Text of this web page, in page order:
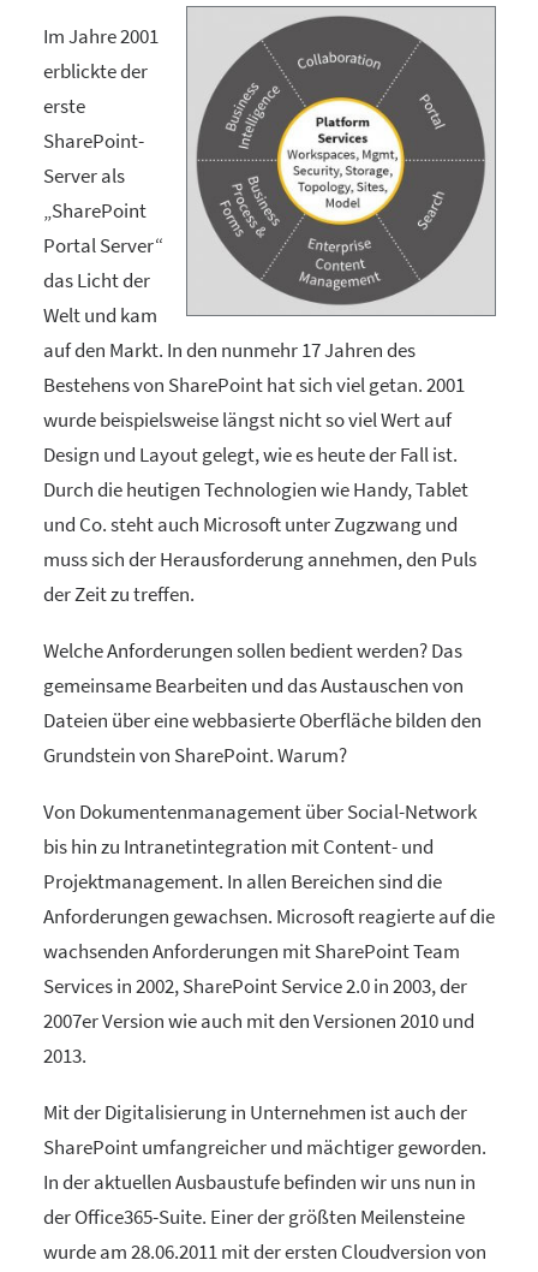
Im Jahre 2001
erblickte der
erste
SharePoint-
Server als
„SharePoint
Portal Server“
das Licht der
Welt und kam
auf den Markt. In den nunmehr 17 Jahren des
Bestehens von SharePoint hat sich viel getan. 2001
wurde beispielsweise längst nicht so viel Wert auf
Design und Layout gelegt, wie es heute der Fall ist.
Durch die heutigen Technologien wie Handy, Tablet
und Co. steht auch Microsoft unter Zugzwang und
muss sich der Herausforderung annehmen, den Puls
der Zeit zu treffen.
Welche Anforderungen sollen bedient werden? Das
gemeinsame Bearbeiten und das Austauschen von
Dateien über eine webbasierte Oberfläche bilden den
Grundstein von SharePoint. Warum?
Von Dokumentenmanagement über Social-Network
bis hin zu Intranetintegration mit Content- und
Projektmanagement. In allen Bereichen sind die
Anforderungen gewachsen. Microsoft reagierte auf die
wachsenden Anforderungen mit SharePoint Team
Services in 2002, SharePoint Service 2.0 in 2003, der
2007er Version wie auch mit den Versionen 2010 und
2013.
Mit der Digitalisierung in Unternehmen ist auch der
SharePoint umfangreicher und mächtiger geworden.
In der aktuellen Ausbaustufe befinden wir uns nun in
der Office365-Suite. Einer der größten Meilensteine
wurde am 28.06.2011 mit der ersten Cloudversion von